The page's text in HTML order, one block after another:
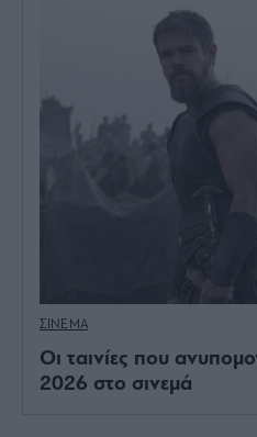
ΣΙΝΕΜΑ
Οι ταινίες που
2026 στο σινεμά